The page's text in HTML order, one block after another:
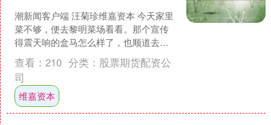
潮新闻客户端 汪菊珍维嘉资本 今天家里
菜不够，便去黎明菜场看看。那个宣传
得震天响的盒马怎么样了，也顺道去瞧
瞧。黎明菜场是市区最贵的菜场，但依
然人流不绝。周围都是....
查看： 210 分类： 股票期货配资公
司
维嘉资本